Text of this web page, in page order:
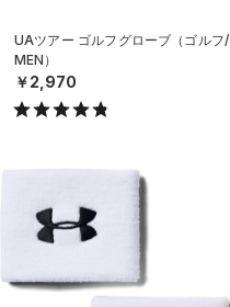
UAツアー ゴルフグローブ（ゴルフ/
MEN）
￥2,970